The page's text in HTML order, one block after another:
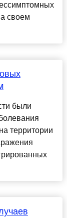
своем
были
территории